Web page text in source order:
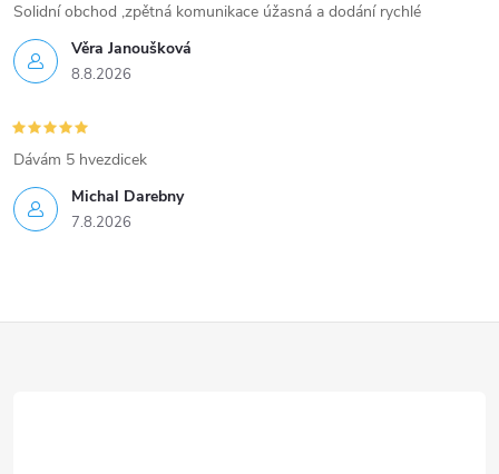
Věra Janoušková
8.8.2026
Solidní obchod ,zpětná komunikace úžasná a dodání rychlé
Michal Darebny
7.8.2026
Dávám 5 hvezdicek